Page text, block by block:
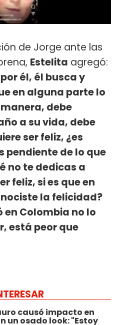
de Jorge ante las
Estelita agregó:
él, él busca y
en alguna parte lo
debe
a su vida, debe
ser feliz, ¿es
pendiente de lo que
no te dedicas a
feliz, si es que en
la felicidad?
en Colombia no lo
está peor que
causó impacto en
un osado look: "Estoy